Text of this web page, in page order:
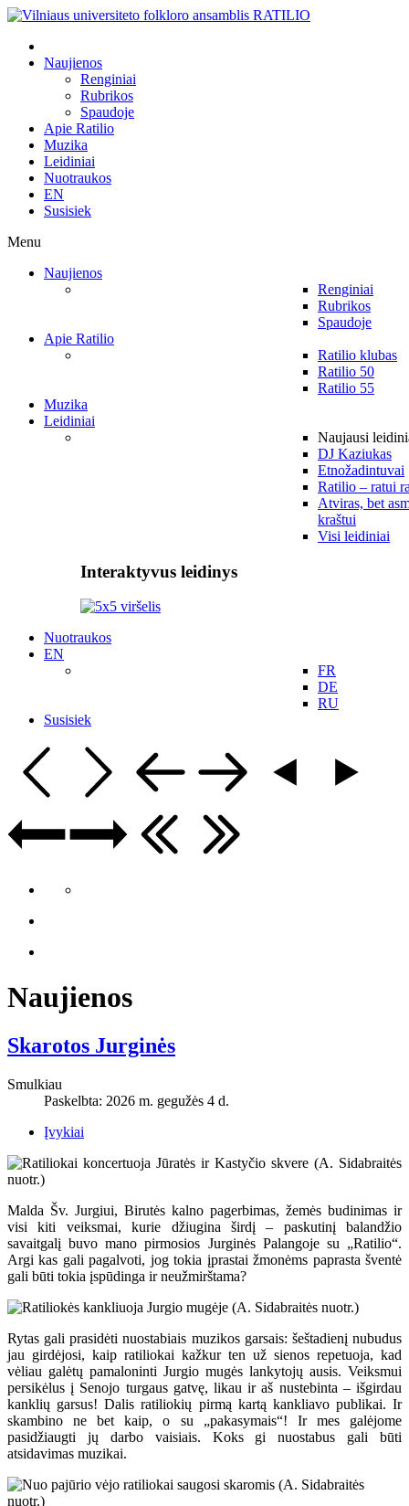
Naujienos
Renginiai
Rubrikos
Spaudoje
Apie Ratilio
Muzika
Leidiniai
Nuotraukos
EN
Susisiek
Menu
Naujienos
Renginiai
Rubrikos
Spaudoje
Apie Ratilio
Ratilio klubas
Ratilio 50
Ratilio 55
Muzika
Leidiniai
Naujausi
DJ Kaziukas
Etnožadintuvai
Ratilio – ratui
Atviras, bet
kraštui
Visi leidiniai
Interaktyvus leidinys
Nuotraukos
EN
FR
DE
RU
Susisiek
Naujienos
Skarotos Jurginės
Smulkiau
Paskelbta: 2026 m. gegužės 4 d.
Įvykiai
Malda Šv. Jurgiui, Birutės kalno pagerbimas, žemės budinimas ir
visi kiti veiksmai, kurie džiugina širdį – paskutinį balandžio
savaitgalį buvo mano pirmosios Jurginės Palangoje su „Ratilio“.
Argi kas gali pagalvoti, jog tokia įprastai žmonėms paprasta šventė
gali būti tokia įspūdinga ir neužmirštama?
Rytas gali prasidėti nuostabiais muzikos garsais: šeštadienį nubudus
jau girdėjosi, kaip ratiliokai kažkur ten už sienos repetuoja, kad
vėliau galėtų pamaloninti Jurgio mugės lankytojų ausis. Veiksmui
persikėlus į Senojo turgaus gatvę, likau ir aš nustebinta – išgirdau
kanklių garsus! Dalis ratiliokių pirmą kartą kankliavo publikai. Ir
skambino ne bet kaip, o su „pakasymais“! Ir mes galėjome
pasidžiaugti jų darbo vaisiais. Koks gi nuostabus gali būti
atsidavimas muzikai.